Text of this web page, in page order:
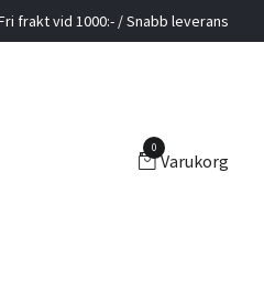
frakt vid 1000:- / Snabb leverans
0
Varukorg